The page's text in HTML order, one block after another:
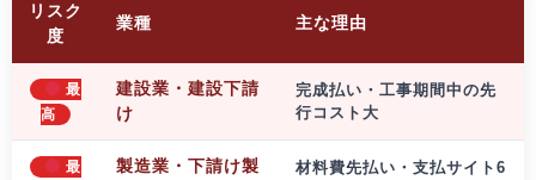
リスク
度
業種 主な理由
最
高
建設業・建設下請
け
完成払い・工事期間中の先
行コスト大
最
製造業・下請け製
材料費先払い・支払サイト6